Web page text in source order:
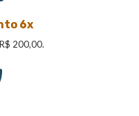
6x
200,00.